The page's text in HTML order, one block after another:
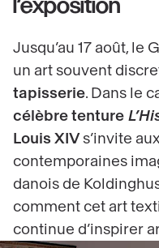
l’exposition
Jusqu’au 17 août, le
un art souvent
tapisserie. Dans le
célèbre tenture
Louis XIVs’invite
contemporaines
danois de
comment cet art
continue d’inspirer